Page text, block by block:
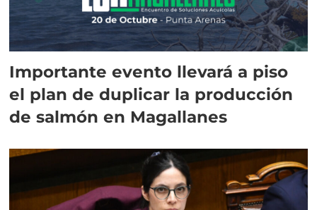
Importante evento llevará a piso
el plan de duplicar la producción
de salmón en Magallanes